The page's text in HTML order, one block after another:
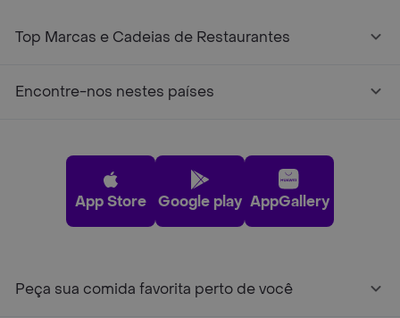
Top Marcas e Cadeias de Restaurantes
Encontre-nos nestes países
App Store Google play AppGallery
Peça sua comida favorita perto de você